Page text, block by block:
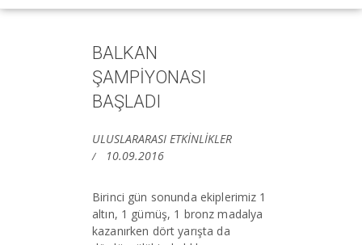
BALKAN
ŞAMPİYONASI
BAŞLADI
ULUSLARARASI ETKİNLİKLER
10.09.2016
Birinci gün sonunda ekiplerimiz 1
altın, 1 gümüş, 1 bronz madalya
kazanırken dört yarışta da